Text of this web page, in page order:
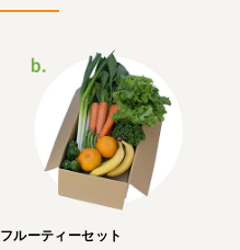
フルーティーセット